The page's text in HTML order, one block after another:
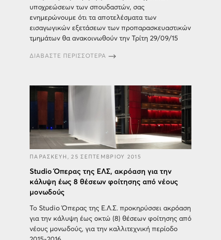
υποχρεώσεων των σπουδαστών, σας
ενημερώνουμε ότι τα αποτελέσματα των
εισαγωγικών εξετάσεων των προπαρασκευαστικών
τμημάτων θα ανακοινωθούν την Τρίτη 29/09/15
ΔΙΑΒΑΣΤΕ ΠΕΡΙΣΣΟΤΕΡΑ
ΠΑΡΑΣΚΕΥΗ, 25 ΣΕΠΤΕΜΒΡΙΟΥ 2015
Studio Όπερας της ΕΛΣ, ακρόαση για την
κάλυψη έως 8 θέσεων φοίτησης από νέους
μονωδούς
Το Studio Όπερας της Ε.Λ.Σ. προκηρύσσει ακρόαση
για την κάλυψη έως οκτώ (8) θέσεων φοίτησης από
νέους μονωδούς, για την καλλιτεχνική περίοδο